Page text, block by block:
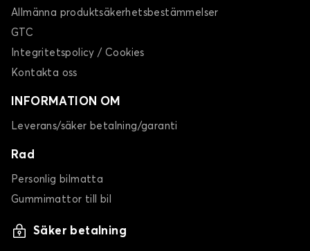
Allmänna produktsäkerhetsbestämmelser
GTC
Integritetspolicy / Cookies
Kontakta oss
INFORMATION OM
Leverans/säker betalning/garanti
Rad
Personlig bilmatta
Gummimattor till bil
Säker betalning